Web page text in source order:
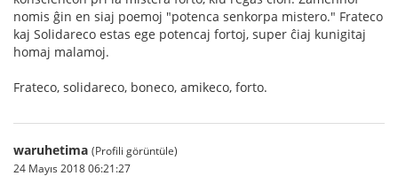
nomis ĝin en siaj poemoj "potenca senkorpa mistero." Frateco
kaj Solidareco estas ege potencaj fortoj, super ĉiaj kunigitaj
homaj malamoj.
Frateco, solidareco, boneco, amikeco, forto.
waruhetima (Profili görüntüle)
24 Mayıs 2018 06:21:27